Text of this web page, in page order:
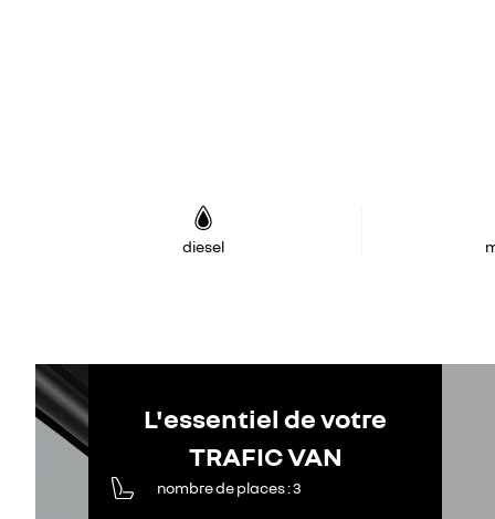
diesel
L'essentiel de votre
TRAFIC VAN
nombre de places 3